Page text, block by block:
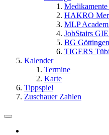
HAKRO
MLP
JobStairs
BG Göttingen
TIGERS
Kalender
Termine
Karte
Tippspiel
Zuschauer Zahlen